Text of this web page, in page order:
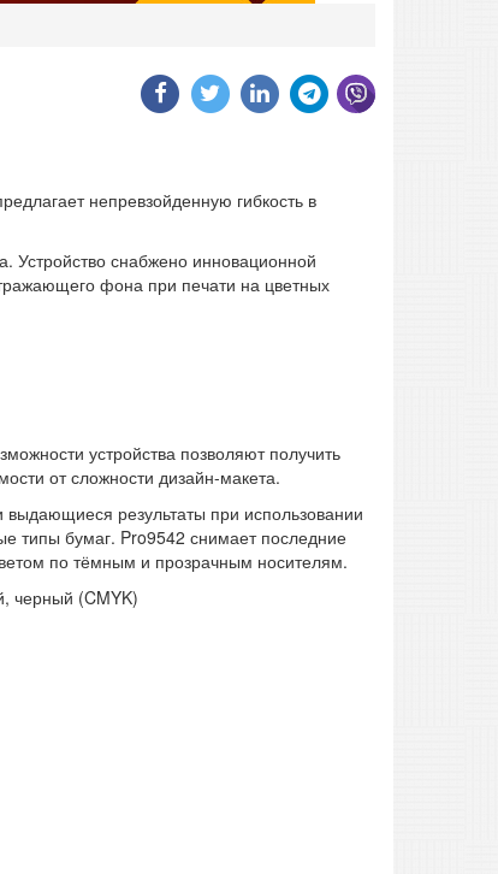
непревзойденную гибкость в
Устройство снабжено инновационной
фона при печати на цветных
устройства позволяют получить
от сложности дизайн-макета.
выдающиеся результаты при использовании
типы бумаг. Pro9542 снимает последние
по тёмным и прозрачным носителям.
черный (CMYK)